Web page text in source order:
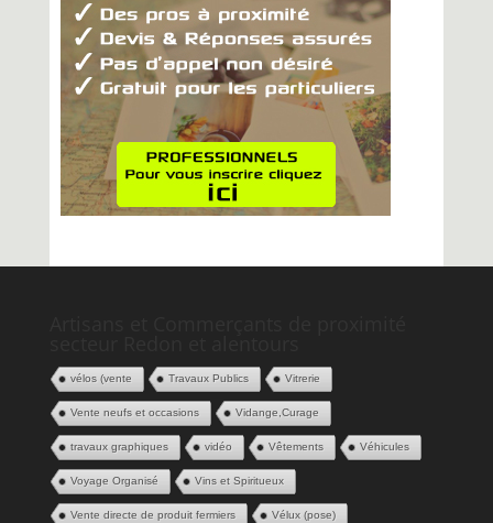
vélos (vente Travaux Publics Vitrerie
Vente neufs et occasions Vidange,Curage
travaux graphiques vidéo Vêtements Véhicules
Voyage Organisé Vins et Spiritueux
Vente directe de produit fermiers Vélux (pose)